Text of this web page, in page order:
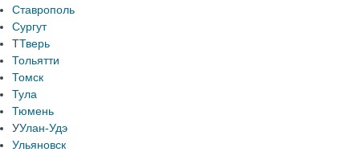
Ставрополь
Сургут
ТТверь
Тольятти
Томск
Тула
Тюмень
УУлан-Удэ
Ульяновск